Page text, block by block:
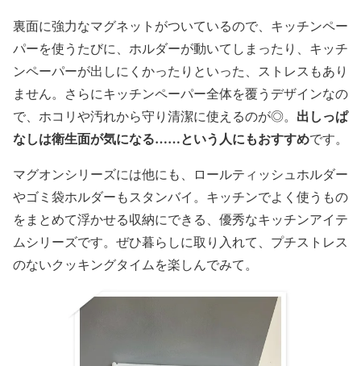
裏面に強力なマグネットがついているので、キッチンペー
パーを使うたびに、ホルダーが動いてしまったり、キッチ
ンペーパーが出しにくかったりといった、ストレスもあり
ません。さらにキッチンペーパー全体を覆うデザインなの
で、ホコリや汚れから守り清潔に使えるのが◎。 出しっぱ
なしは衛生面が気になる……という人にもおすすめです。
マグオンシリーズには他にも、ロールティッシュホルダー
やゴミ袋ホルダーもスタンバイ。キッチンでよく使うもの
をまとめて浮かせる収納にできる、優秀なキッチンアイテ
ムシリーズです。ぜひ暮らしに取り入れて、プチストレス
のないクッキングタイムを楽しんでみて。